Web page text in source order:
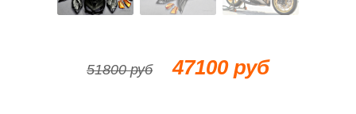
51800 руб 47100 руб